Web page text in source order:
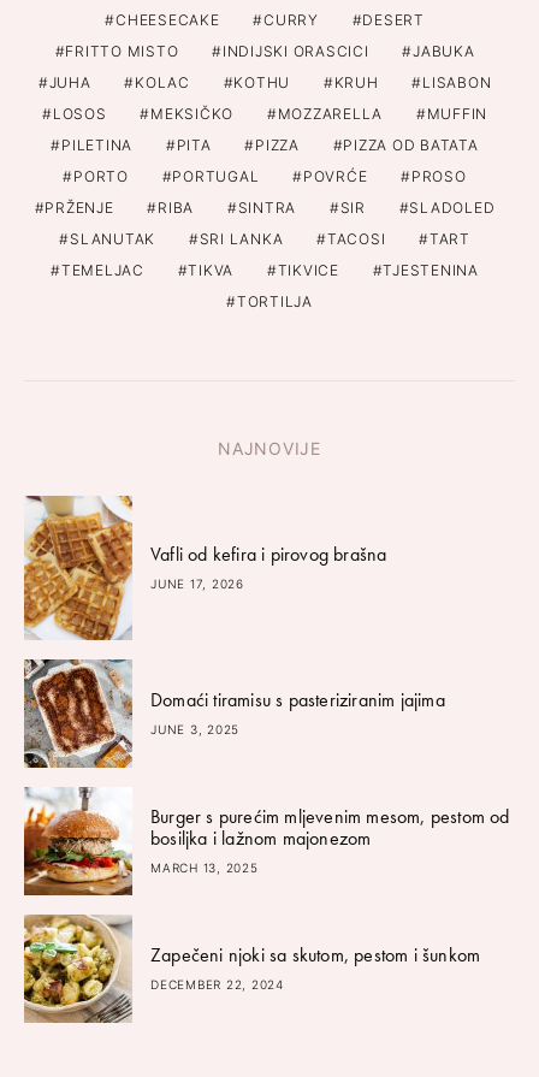
CHEESECAKE
CURRY
DESERT
FRITTO MISTO
INDIJSKI ORASCICI
JABUKA
JUHA
KOLAC KOTHU KRUH
LISABON
LOSOS
MEKSIČKO MOZZARELLA
MUFFIN
PILETINA
PITA PIZZA
PIZZA OD BATATA
PORTO
PORTUGAL POVRĆE
PROSO
PRŽENJE
RIBA SINTRA SIR
SLADOLED
SLANUTAK
SRI LANKA TACOSI
TART
TEMELJAC
TIKVA TIKVICE
TJESTENINA
TORTILJA
NAJNOVIJE
Vafli od kefira i pirovog brašna
JUNE 17, 2026
Domaći tiramisu s pasteriziranim jajima
JUNE 3, 2025
Burger s purećim mljevenim mesom, pestom od
bosiljka i lažnom majonezom
MARCH 13, 2025
Zapečeni njoki sa skutom, pestom i šunkom
DECEMBER 22, 2024